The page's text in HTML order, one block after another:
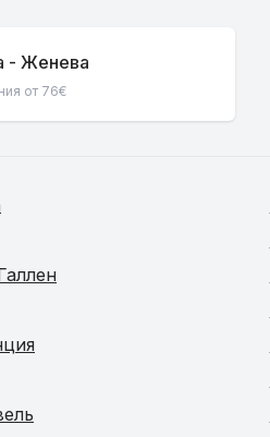
- Женева
от 76€